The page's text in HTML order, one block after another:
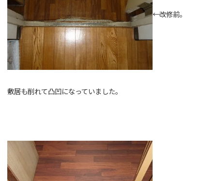
←改修前。
敷居も削れて凸凹になっていました。